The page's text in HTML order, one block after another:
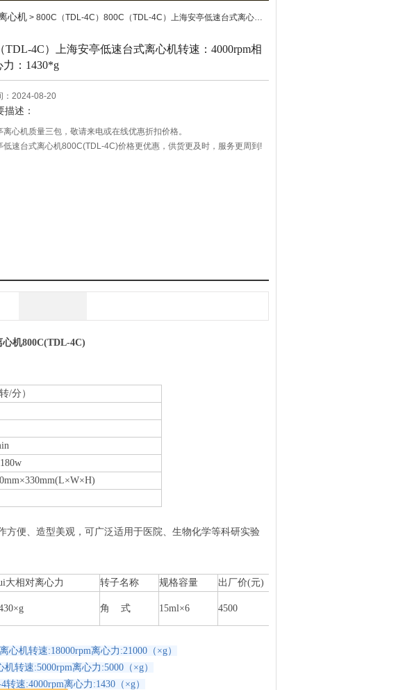
心机 > 800C（TDL-4C）800C（TDL-4C）上海安亭低速台式离心机转速：4000rpm相对离心力：1430*g
TDL-4C）上海安亭低速台式离心机转速：4000rpm相
力：1430*g
：2024-08-20
描述：
离心机质量三包，敬请来电或在线优惠折扣价格。
低速台式离心机800C(TDL-4C)价格更优惠，供货更及时，服务更周到!
机800C(TDL-4C)
/分）
便、造型美观，可广泛适用于医院、生物化学等科研实验
大相对离心力 转子名称 规格容量 出厂价(元)
角 式 15ml×6 4500
机转速:18000rpm离心力:21000（×g）
转速:5000rpm离心力:5000（×g）
速:4000rpm离心力:1430（×g）